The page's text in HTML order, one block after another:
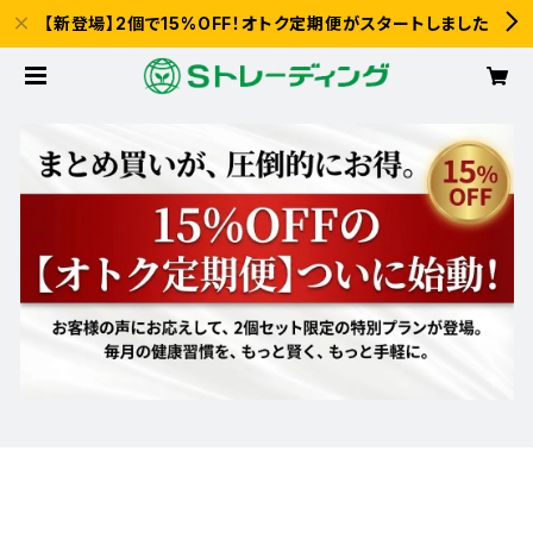
【新登場】2個で15%OFF！オトク定期便がスタートしました